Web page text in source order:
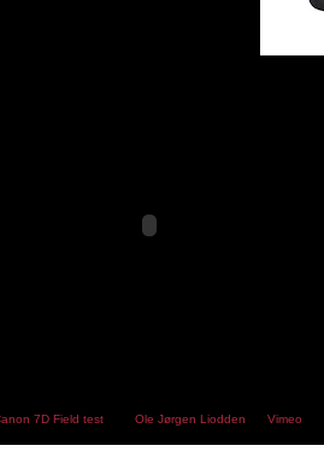
7D Field test Ole Jørgen Liodden Vimeo